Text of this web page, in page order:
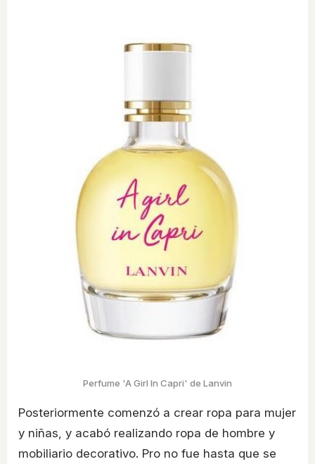
Perfume 'A Girl In Capri' de Lanvin
Posteriormente comenzó a crear ropa para mujer
y niñas, y acabó realizando ropa de hombre y
mobiliario decorativo. Pro no fue hasta que se